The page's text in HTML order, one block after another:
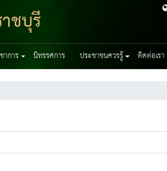
ชบุรี
าการ นิทรรศการ ประชาชนควรรู้ ติดต่อเรา